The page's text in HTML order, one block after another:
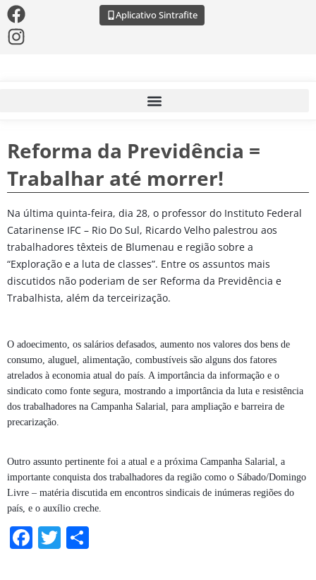
Aplicativo Sintrafite
Reforma da Previdência =
Trabalhar até morrer!
Na última quinta-feira, dia 28, o professor do Instituto Federal
Catarinense IFC – Rio Do Sul, Ricardo Velho palestrou aos
trabalhadores têxteis de Blumenau e região sobre a
“Exploração e a luta de classes”. Entre os assuntos mais
discutidos não poderiam de ser Reforma da Previdência e
Trabalhista, além da terceirização.
O adoecimento, os salários defasados, aumento nos valores dos bens de
consumo, aluguel, alimentação, combustíveis são alguns dos fatores
atrelados à economia atual do país. A importância da informação e o
sindicato como fonte segura, mostrando a importância da luta e resistência
dos trabalhadores na Campanha Salarial, para ampliação e barreira de
precarização.
Outro assunto pertinente foi a atual e a próxima Campanha Salarial, a
importante conquista dos trabalhadores da região como o Sábado/Domingo
Livre – matéria discutida em encontros sindicais de inúmeras regiões do
país, e o auxílio creche.
Facebook
Twitter